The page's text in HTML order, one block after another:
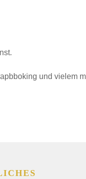
und vielem